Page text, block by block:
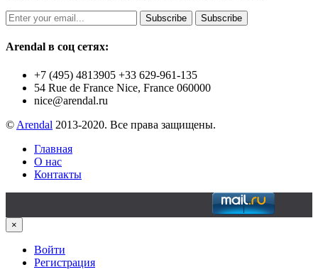
Subscribe Subscribe
Arendal в соц сетях:
+7 (495) 4813905 +33 629-961-135
54 Rue de France Nice, France 060000
nice@arendal.ru
© Arendal 2013-2020. Все права защищены.
Главная
О нас
Контакты
×
Войти
Регистрация